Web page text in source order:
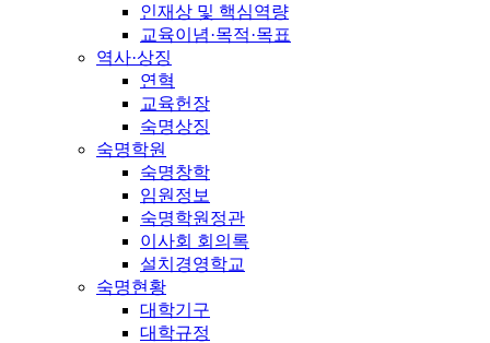
인재상 및 핵심역량
교육이념·목적·목표
역사·상징
연혁
교육헌장
숙명상징
숙명학원
숙명창학
임원정보
숙명학원정관
이사회 회의록
설치경영학교
숙명현황
대학기구
대학규정